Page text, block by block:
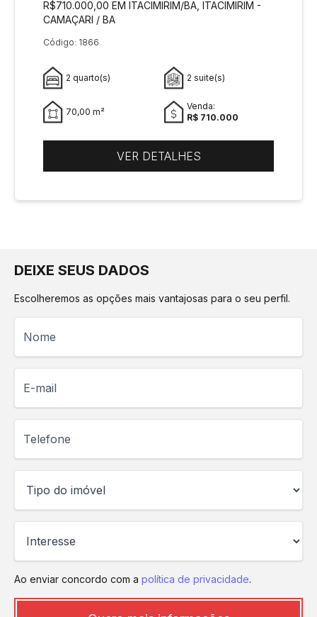
R$710.000,00 EM ITACIMIRIM/BA, ITACIMIRIM -
CAMAÇARI / BA
Código: 1866
2 quarto(s) 2 suite(s)
70,00 m²
Venda:
R$ 710.000
VER DETALHES
DEIXE SEUS DADOS
Escolheremos as opções mais vantajosas para o seu perfil.
Ao enviar concordo com a política de privacidade.